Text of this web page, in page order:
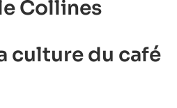
Collines
culture du café